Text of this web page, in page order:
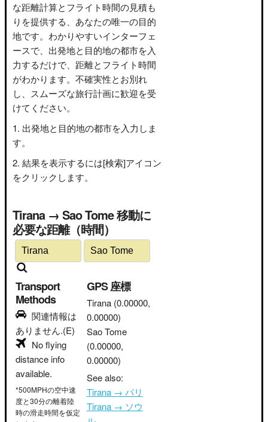
な距離計算とフライト時間の見積も
りを提供する、あなたの唯一の目的
地です。わかりやすいインターフェ
ースで、出発地と目的地の都市を入
力するだけで、距離とフライト時間
がわかります。不確実性とお別れ
し、スムーズな旅行計画に歓迎を受
けてください。
出発地と目的地の都市を入力しま
す。
結果を表示するには[検索]アイコン
をクリックします。
Tirana → Sao Tome 移動に
必要な距離（時間）
Transport
Methods
関連情報は
ありません.(E)
No flying
distance info
available.
*500MPHの空中速
度と30分の離着陸
時の滑走時間を仮定
GPS 座標
Tirana (0.00000,
0.00000)
Sao Tome
(0.00000,
0.00000)
See also:
Tirana → パリ
Tirana → ソウ